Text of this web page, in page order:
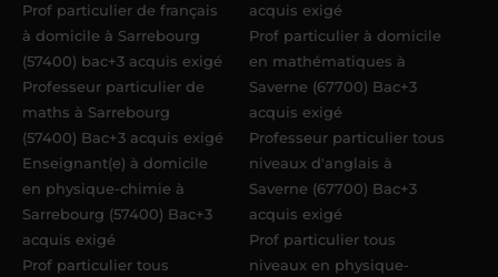
Prof particulier de français
à domicile à Sarrebourg
(57400) bac+3 acquis exigé
Professeur particulier de
maths à Sarrebourg
(57400) Bac+3 acquis exigé
Enseignant(e) à domicile
en physique-chimie à
Sarrebourg (57400) Bac+3
acquis exigé
Prof particulier tous
acquis exigé
Prof particulier à domicile
en mathématiques à
Saverne (67700) Bac+3
acquis exigé
Professeur particulier tous
niveaux d'anglais à
Saverne (67700) Bac+3
acquis exigé
Prof particulier tous
niveaux en physique-